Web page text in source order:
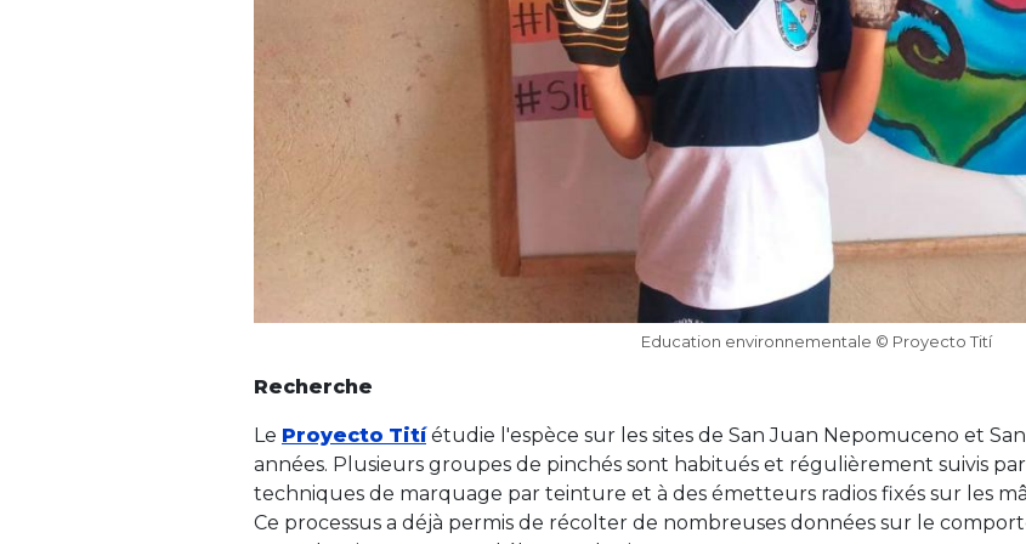
Education environnementale © Proyecto Tití
Recherche
Le Proyecto Titíétudie l'espèce sur les sites de San Juan Nepomuceno et
années. Plusieurs groupes de pinchés sont habitués et régulièrement suivis
techniques de marquage par teinture et à des émetteurs radios fixés sur les
Ce processus a déjà permis de récolter de nombreuses données sur le